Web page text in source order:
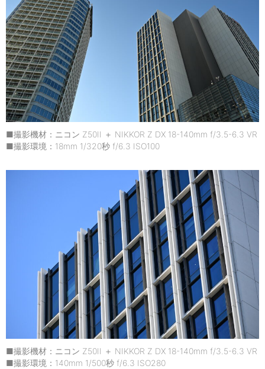
■撮影機材：ニコン Z50II ＋ NIKKOR Z DX 18-140mm f/3.5-6.3 VR
■撮影環境：18mm 1/320秒 f/6.3 ISO100
■撮影機材：ニコン Z50II ＋ NIKKOR Z DX 18-140mm f/3.5-6.3 VR
■撮影環境：140mm 1/500秒 f/6.3 ISO280